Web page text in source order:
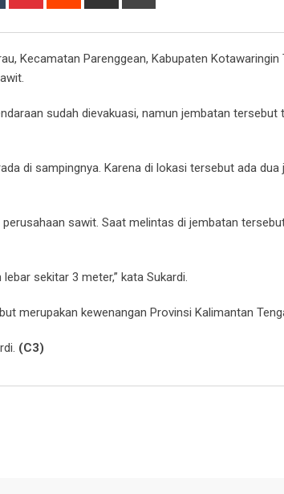
Kecamatan Parenggean, Kabupaten Kotawaringin
sudah dievakuasi, namun jembatan tersebut
di sampingnya. Karena di lokasi tersebut ada dua
sawit. Saat melintas di jembatan
sekitar 3 meter,” kata Sukardi.
merupakan kewenangan Provinsi Kalimantan
(C3)